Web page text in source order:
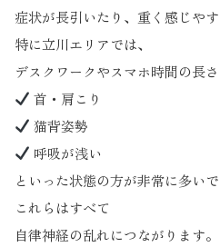
症状が長引いたり、重く感じやす
特に立川エリアでは、
デスクワークやスマホ時間の長
首・肩こり
猫背姿勢
呼吸が浅い
といった状態の方が非常に多いで
これらはすべて
自律神経の乱れにつながります。